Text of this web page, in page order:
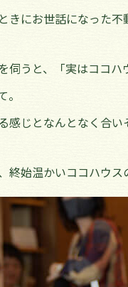
きにお世話になった不
伺うと、「実はココ
感じとなんとなく合い
終始温かいココハウス